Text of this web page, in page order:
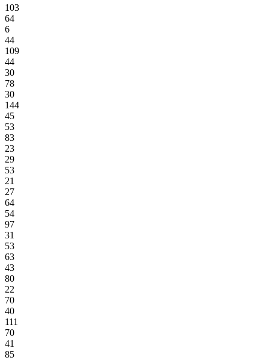
103
64
6
44
109
44
30
78
30
144
45
53
83
23
29
53
21
27
64
54
97
31
53
63
43
80
22
70
40
111
70
41
85